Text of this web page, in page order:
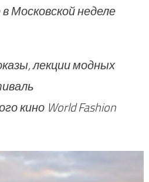
Московской неделе
лекции модных
кино World Fashion